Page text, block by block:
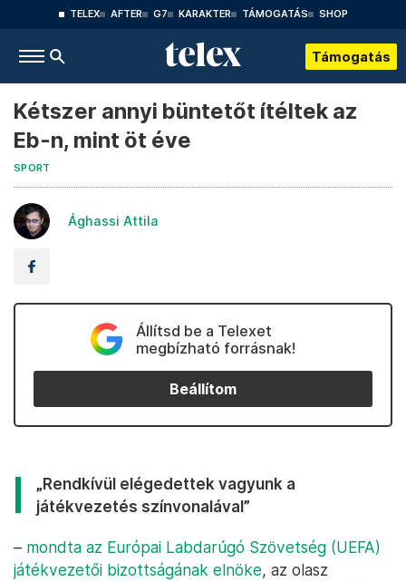
TELEX AFTER G7 KARAKTER TÁMOGATÁS SHOP
Támogatás
Kétszer annyi büntetőt ítéltek az
Eb-n, mint öt éve
SPORT
Ághassi Attila
Állítsd be a Telexet
megbízható forrásnak!
Beállítom
„Rendkívül elégedettek vagyunk a
játékvezetés színvonalával”
– mondta az Európai Labdarúgó Szövetség (UEFA)
játékvezetői bizottságának elnöke, az olasz